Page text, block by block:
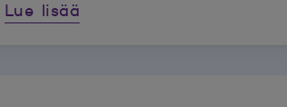
Lue lisää